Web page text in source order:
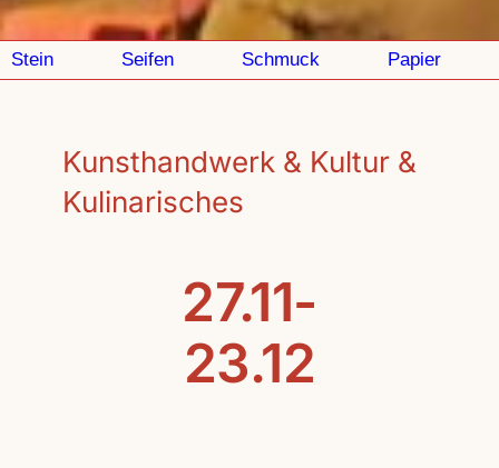
Seifen Schmuck Papier
Kunsthandwerk & Kultur &
Kulinarisches
27.11-
23.12